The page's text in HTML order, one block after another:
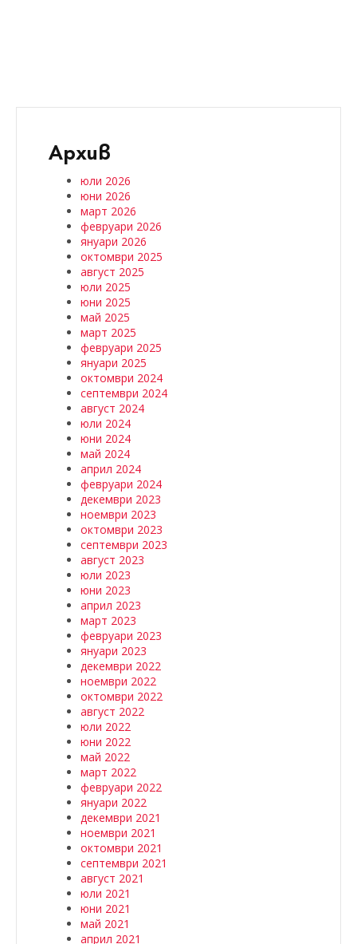
Архив
юли 2026
юни 2026
март 2026
февруари 2026
януари 2026
октомври 2025
август 2025
юли 2025
юни 2025
май 2025
март 2025
февруари 2025
януари 2025
октомври 2024
септември 2024
август 2024
юли 2024
юни 2024
май 2024
април 2024
февруари 2024
декември 2023
ноември 2023
октомври 2023
септември 2023
август 2023
юли 2023
юни 2023
април 2023
март 2023
февруари 2023
януари 2023
декември 2022
ноември 2022
октомври 2022
август 2022
юли 2022
юни 2022
май 2022
март 2022
февруари 2022
януари 2022
декември 2021
ноември 2021
октомври 2021
септември 2021
август 2021
юли 2021
юни 2021
май 2021
април 2021